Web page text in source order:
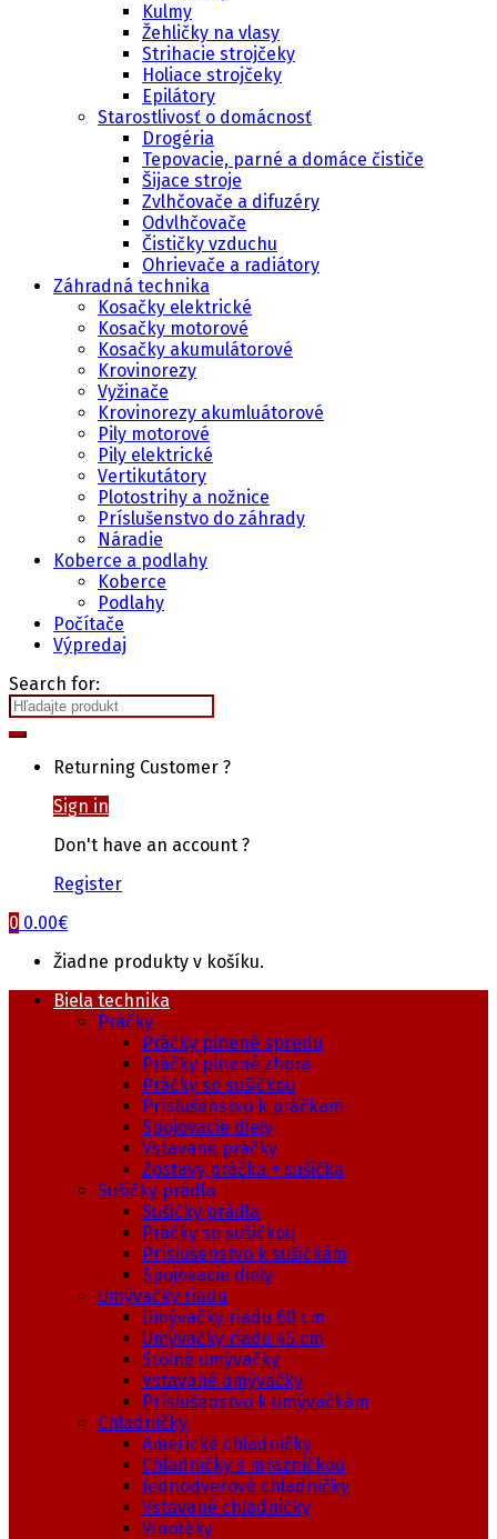
Kulmy
Žehličky na vlasy
Strihacie strojčeky
Holiace strojčeky
Epilátory
Starostlivosť o domácnosť
Drogéria
Tepovacie, parné a domáce čističe
Šijace stroje
Zvlhčovače a difuzéry
Odvlhčovače
Čističky vzduchu
Ohrievače a radiátory
Záhradná technika
Kosačky elektrické
Kosačky motorové
Kosačky akumulátorové
Krovinorezy
Vyžinače
Krovinorezy akumluátorové
Pily motorové
Pily elektrické
Vertikutátory
Plotostrihy a nožnice
Príslušenstvo do záhrady
Náradie
Koberce a podlahy
Koberce
Podlahy
Počítače
Výpredaj
Search for:
Returning Customer ?
Sign in
Don't have an account ?
Register
0 0.00€
Žiadne produkty v košíku.
Biela technika
Práčky
Práčky plnené spredu
Práčky plnené zhora
Práčky so sušičkou
Príslušenstvo k práčkam
Spojovacie diely
Vstavané práčky
Zostavy práčka + sušička
Sušičky prádla
Sušičky prádla
Práčky so sušičkou
Príslušenstvo k sušičkám
Spojovacie diely
Umývačky riadu
Umývačky riadu 60 cm
Umývačky riadu 45 cm
Stolné umývačky
Vstavané umývačky
Príslušenstvo k umývačkám
Chladničky
Americké chladničky
Chladničky s mrazničkou
Jednodverové chladničky
Vstavané chladničky
Vinotéky